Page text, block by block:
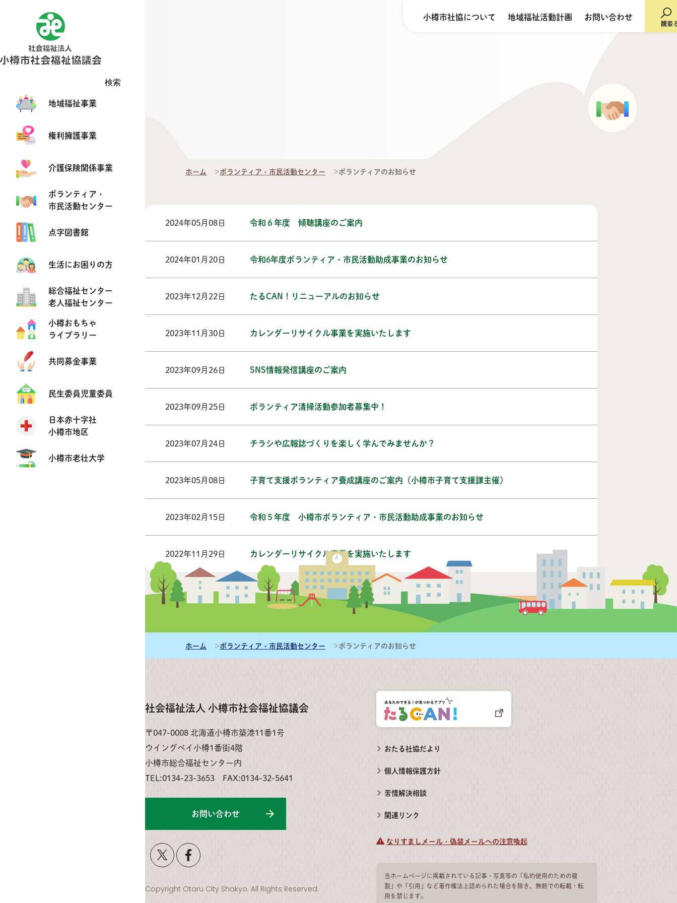
検索
地域福祉事業
権利擁護事業
介護保険関係事業
ボランティア・
市民活動センター
点字図書館
生活にお困りの方
総合福祉センター
老人福祉センター
小樽おもちゃ
ライブラリー
共同募金事業
民生委員児童委員
日本赤十字社
小樽市地区
小樽市老壮大学
小樽市社協について 地域福祉活動計画 お問い合わせ
検索
閉じ
ホーム ボランティア・市民活動センター ボランティアのお知らせ
令和６年度 傾聴講座のご案内
2024年05月08日
令和6年度ボランティア・市民活動助成事業のお知らせ
2024年01月20日
たるCAN！リニューアルのお知らせ
2023年12月22日
カレンダーリサイクル事業を実施いたします
2023年11月30日
SNS情報発信講座のご案内
2023年09月26日
ボランティア清掃活動参加者募集中！
2023年09月25日
チラシや広報誌づくりを楽しく学んでみませんか？
2023年07月24日
子育て支援ボランティア養成講座のご案内（小樽市子育て支援課主催）
2023年05月08日
令和５年度 小樽市ボランティア・市民活動助成事業のお知らせ
2023年02月15日
カレンダーリサイクル事業を実施いたします
2022年11月29日
次の10件
ホーム ボランティア・市民活動センター ボランティアのお知らせ
社会福祉法人 小樽市社会福祉協議会
〒047-0008 北海道小樽市築港11番1号
ウイングベイ小樽1番街4階
小樽市総合福祉センター内
TEL:0134-23-3653 FAX:0134-32-5641
お問い合わせ
おたる社協だより
個人情報保護方針
苦情解決相談
関連リンク
なりすましメール・偽装メールへの注意喚起
当ホームページに掲載されている記事・写真等の「私的使用のための複
製」や「引用」など著作権法上認められた場合を除き、無断での転載・転
用を禁じます。
Copyright Otaru City Shakyo. All Rights Reserved.